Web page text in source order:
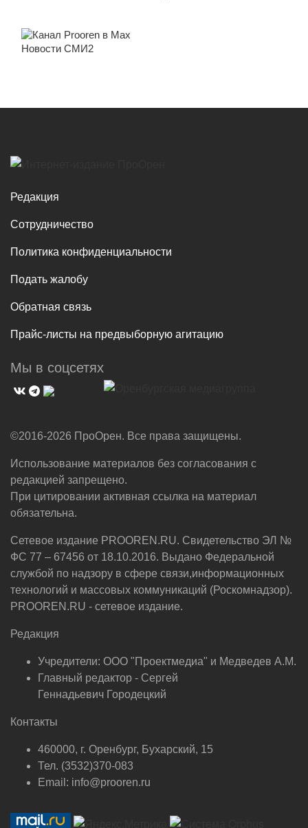
Новости СМИ2
Редакция
Сотрудничество
Политика конфиденциальности
Подать жалобу
Обратная связь
Прайс-листы на предвыборную агитацию
Мы в соцсетях
©2016-2026 ПроОрен. Все права защищены.
Использование материалов без согласования с
редакцией запрещено.
При цитировании активная ссылка на материал
обязательна.
Сетевое издание PROOREN.RU. Свидетельство ЭЛ №
ФС 77 – 67456 от 18.10.2016. Выдано Федеральной
службой по надзору в сфере связи,информационных
технологий и массовых коммуникаций (Роскомнадзор).
PROOREN.RU - сетевое издание.
Редакция
Учредители: ООО "Проектмедиа" и Медведев А.М.
Главный редактор - Сергей
Геннадьевич Городецкий
Контакты
460000, г. Оренбург, Бухарский, 15
Тел. (3532)370-083
Email: info@prooren.ru